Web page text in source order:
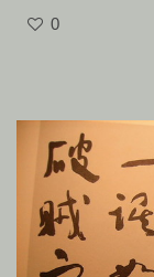
0